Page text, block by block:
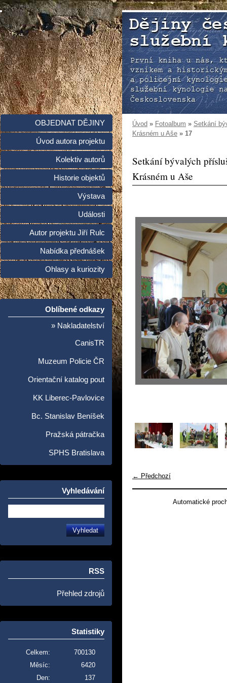
Úvod » Fotoalbum » Setkání
Krásném u Aše » 17
Setkání bývalých
Krásném u Aše
← Předchozí
Automatické
OBJEDNAT DĚJINY
Úvod autora projektu
Kolektiv autorů
Historie objektů
Výstava
Události
Autor projektu Jiří Rulc
Nabídka přednášek
Ohlasy a kuriozity
Oblíbené odkazy
» Nakladatelství
CanisTR
Muzeum Policie ČR
Orientační katalog pout
KK Liberec-Pavlovice
Bc. Stanislav Beníšek
Pražská pátračka
SPHS Bratislava
Vyhledávání
RSS
Přehled zdrojů
Statistiky
Celkem:
700130
Měsíc:
6420
Den:
137